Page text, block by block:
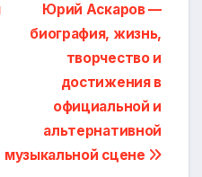
Юрий Аскаров —
биография, жизнь,
творчество и
достижения в
официальной и
альтернативной
музыкальной сцене